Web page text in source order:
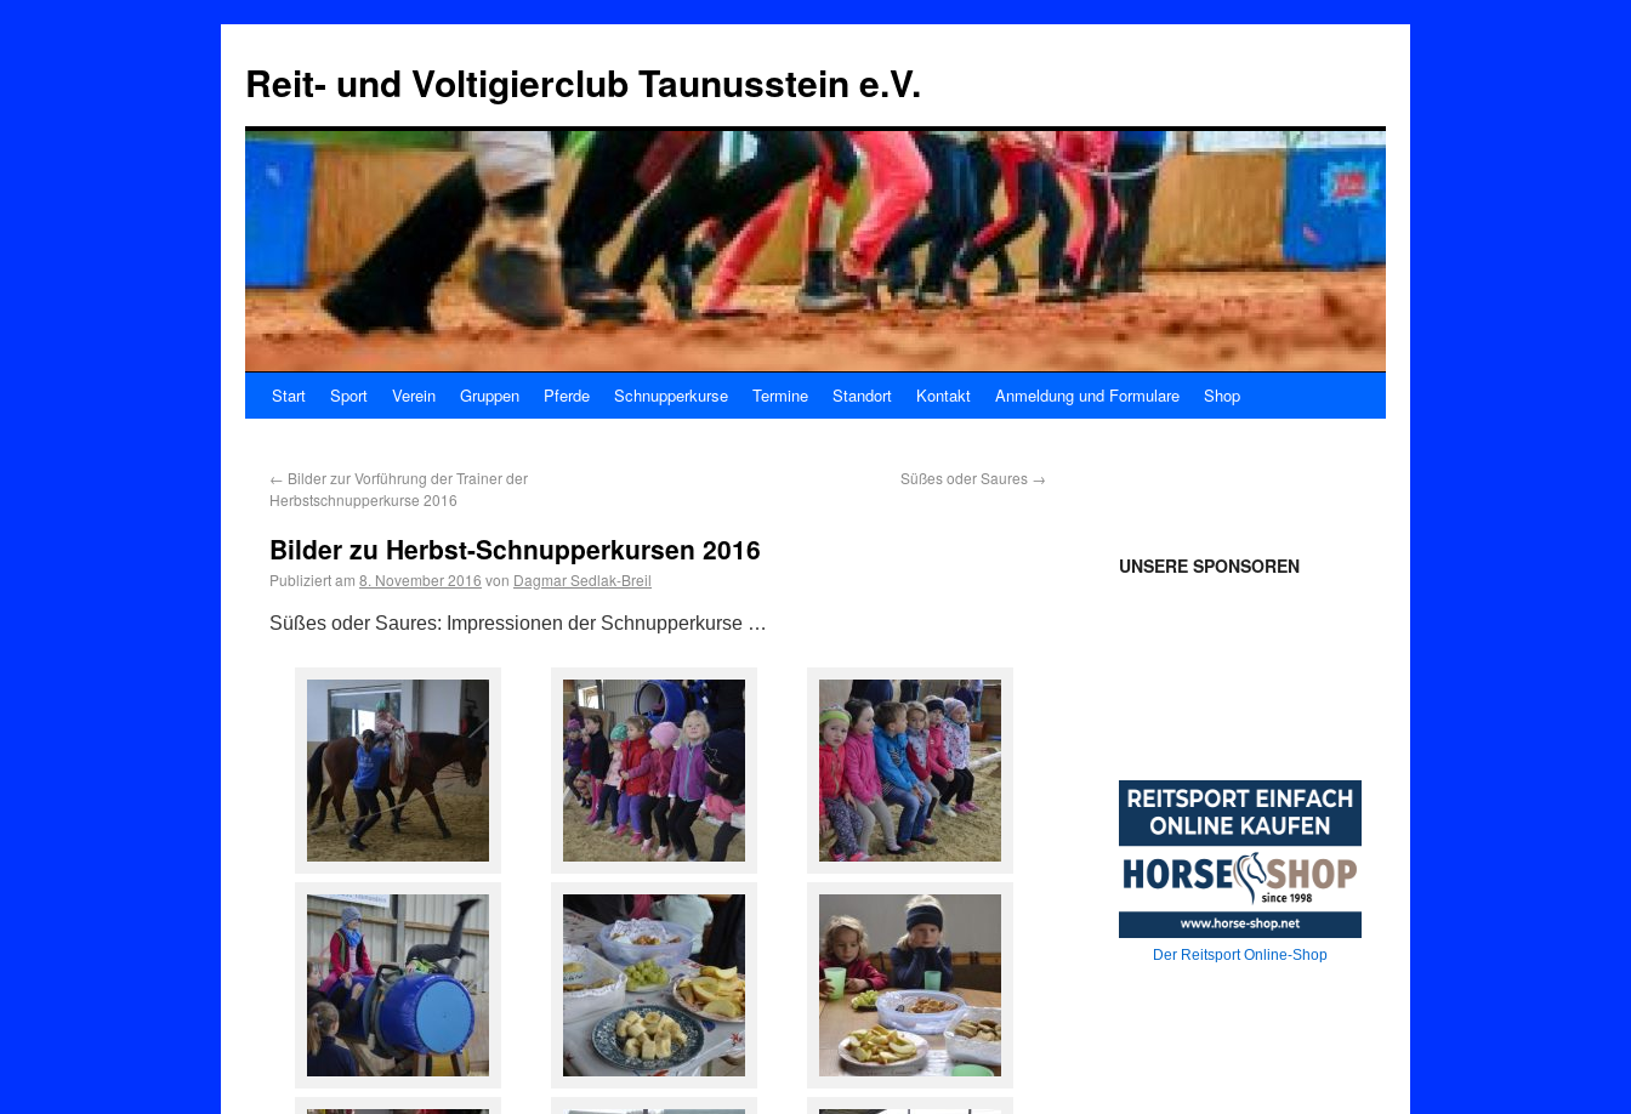
Reit- und Voltigierclub Taunusstein e.V.
Start Sport Verein Gruppen Pferde Schnupperkurse Termine Standort Kontakt Anmeldung und Formulare Shop
← Bilder zur Vorführung der Trainer der
Herbstschnupperkurse 2016
Süßes oder Saures →
Bilder zu Herbst-Schnupperkursen 2016
Publiziert am 8. November 2016 von Dagmar Sedlak-Breil
Süßes oder Saures: Impressionen der Schnupperkurse …
UNSERE SPONSOREN
Der Reitsport Online-Shop